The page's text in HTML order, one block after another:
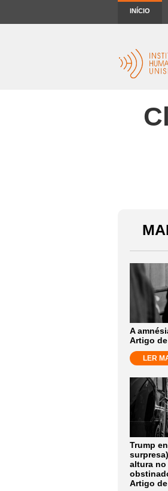
INÍCIO
A
Artigo
LER
Trump
altura no
Artigo